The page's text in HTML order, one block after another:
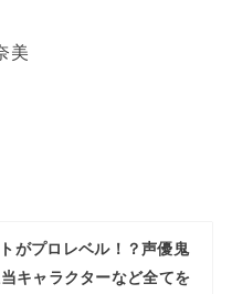
美
がプロレベル！？声優鬼
キャラクターなど全てを